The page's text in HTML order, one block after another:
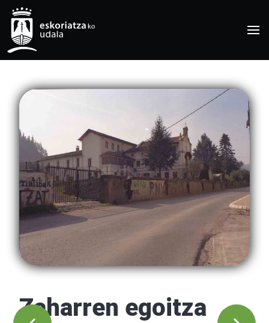
Zaharren egoitza